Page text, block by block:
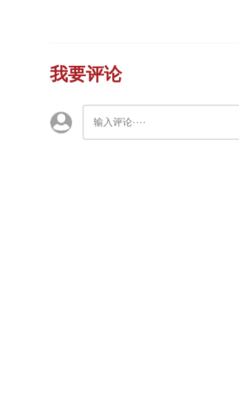
我要评论